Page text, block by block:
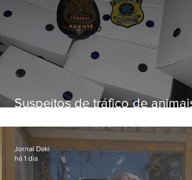
Suspeitos de tráfico de animais
aves
Jornal Daki
há 1 dia